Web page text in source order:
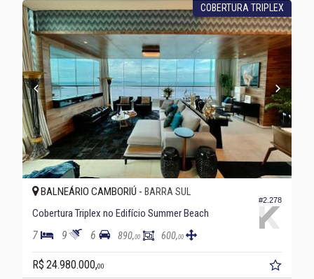
COBERTURA TRIPLEX
#2.278
BALNEÁRIO CAMBORIÚ - BARRA SUL
Cobertura Triplex no Edifício Summer Beach
7 9 6 890,00 600,00
R$ 24.980.000,00